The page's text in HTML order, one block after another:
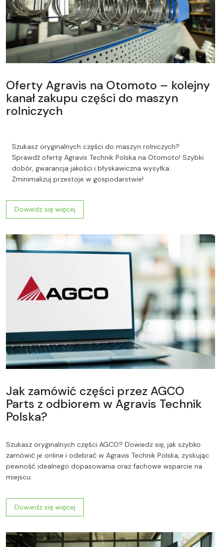
Oferty Agravis na Otomoto – kolejny
kanał zakupu części do maszyn
rolniczych
Szukasz oryginalnych części do maszyn rolniczych?
Sprawdź ofertę Agravis Technik Polska na Otomoto! Szybki
dobór, gwarancja jakości i błyskawiczna wysyłka.
Zminimalizuj przestoje w gospodarstwie!
Dowiedz się więcej
Jak zamówić części przez AGCO
Parts z odbiorem w Agravis Technik
Polska?
Szukasz oryginalnych części AGCO? Dowiedz się, jak szybko
zamówić je online i odebrać w Agravis Technik Polska, zyskując
pewność idealnego dopasowania oraz fachowe wsparcie na
miejscu.
Dowiedz się więcej